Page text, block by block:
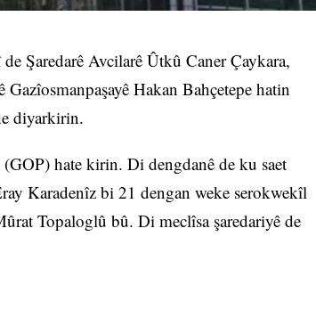
Şaredarê Avcilarê Ûtkû Caner Çaykara,
Hakan Bahçetepe hatin
diyarkirin.
hate kirin. Di dengdanê de ku saet
Karadenîz bi 21 dengan weke serokwekîl
Topaloglû bû. Di meclîsa şaredariyê de